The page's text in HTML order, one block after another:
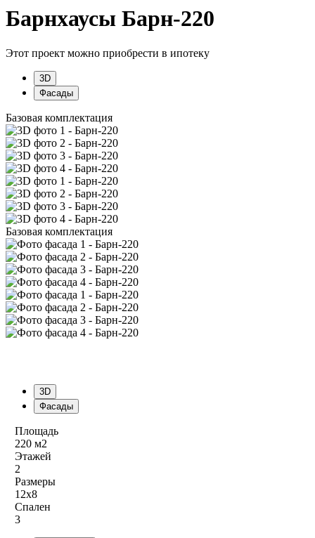
Барнхаусы Барн-220
Этот проект можно приобрести в ипотеку
3D
Фасады
Базовая комплектация
Базовая комплектация
3D
Фасады
Площадь
220 м2
Этажей
2
Размеры
12х8
Спален
3